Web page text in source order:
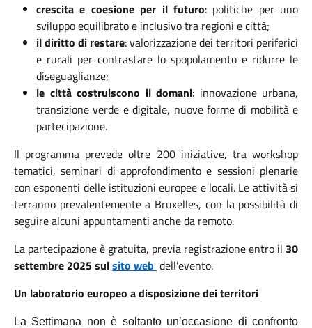
crescita e coesione per il futuro: politiche per uno
sviluppo equilibrato e inclusivo tra regioni e città;
il diritto di restare: valorizzazione dei territori periferici
e rurali per contrastare lo spopolamento e ridurre le
diseguaglianze;
le città costruiscono il domani: innovazione urbana,
transizione verde e digitale, nuove forme di mobilità e
partecipazione.
Il programma prevede oltre 200 iniziative, tra workshop
tematici, seminari di approfondimento e sessioni plenarie
con esponenti delle istituzioni europee e locali. Le attività si
terranno prevalentemente a Bruxelles, con la possibilità di
seguire alcuni appuntamenti anche da remoto.
La partecipazione è gratuita, previa registrazione entro il 30
settembre 2025 sulsito web dell’evento.
Un laboratorio europeo a disposizione dei territori
La Settimana non è soltanto un’occasione di confronto